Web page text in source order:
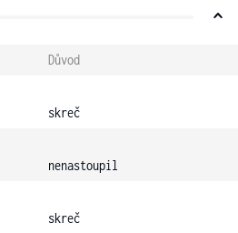
Důvod
skreč
nenastoupil
skreč